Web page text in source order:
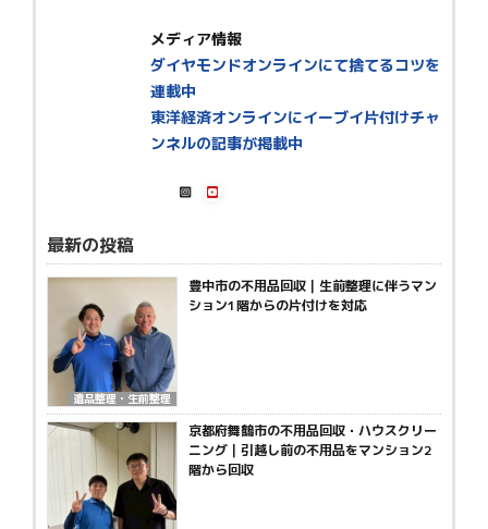
メディア情報
ダイヤモンドオンラインにて捨てるコツを
連載中
東洋経済オンラインにイーブイ片付けチャ
ンネルの記事が掲載中
最新の投稿
遺品整理・生前整理
豊中市の不用品回収｜生前整理に伴うマン
ション1階からの片付けを対応
京都府舞鶴市の不用品回収・ハウスクリー
ニング｜引越し前の不用品をマンション2
階から回収